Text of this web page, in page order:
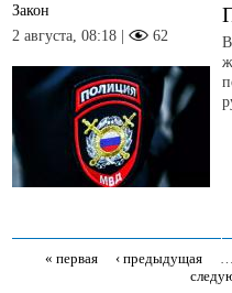
Закон
2 августа, 08:18 |
62
Страницы
« первая ‹ предыдущая